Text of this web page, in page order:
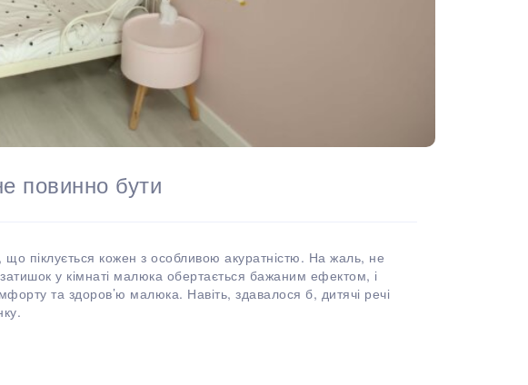
повинно бути
що піклується кожен з особливою акуратністю. На жаль, не
у кімнаті малюка обертається бажаним ефектом, і
та здоров’ю малюка. Навіть, здавалося б, дитячі речі